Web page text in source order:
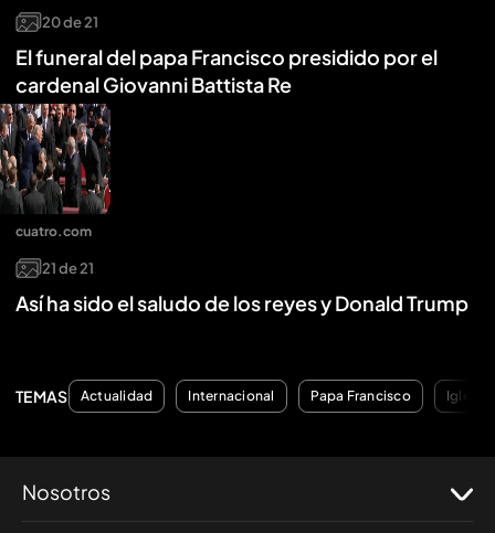
20de21
El funeral del papa Francisco presidido por el
cardenal Giovanni Battista Re
21de21
Así ha sido el saludo de los reyes y Donald Trump
cuatro.com
TEMAS Actualidad Internacional Papa Francisco Iglesia
Nosotros